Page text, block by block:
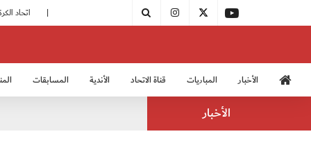
اتحاد الكرة يُشارك في الكونغرس الآسيوي الـ 36 |
الأخبار المباريات قناة الاتحاد الأندية المسابقات
الأخبار